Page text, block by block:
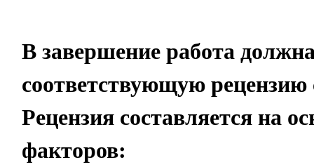
В завершение работа
соответствующую рецензию
Рецензия составляется на
факторов: